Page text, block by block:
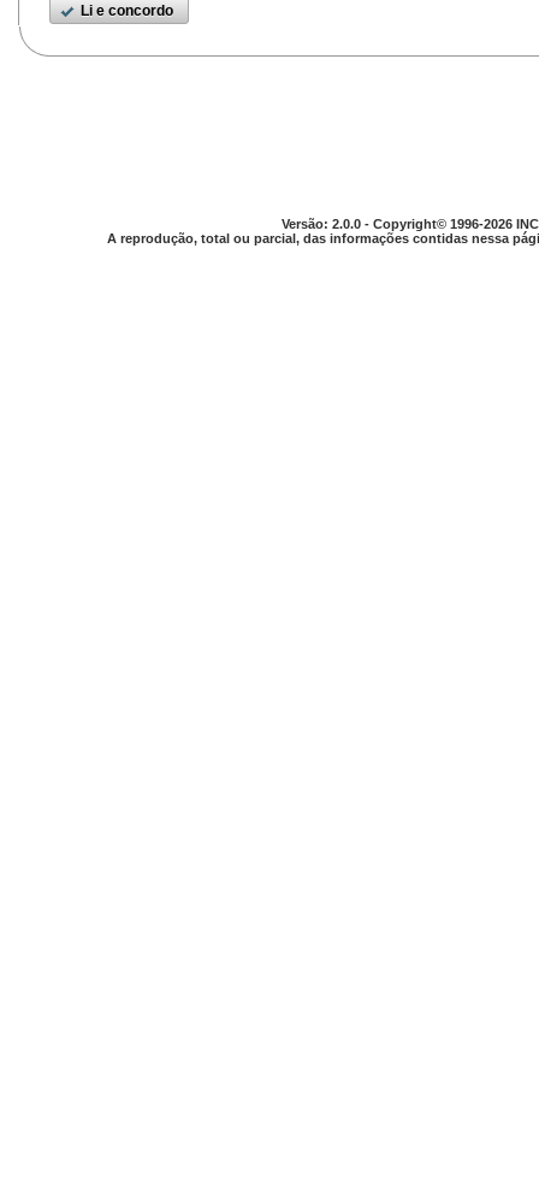
Li e concordo
Versão: 2.0.0 - Copyright© 1996-2026
A reprodução, total ou parcial, das informações contidas nessa